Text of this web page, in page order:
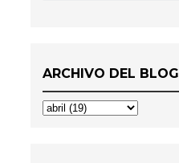
ARCHIVO DEL BLOG